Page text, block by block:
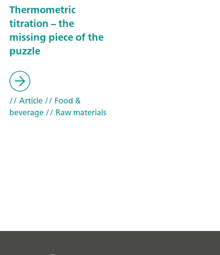
Thermometric
titration – the
missing piece of the
puzzle
// Article// Food &
beverage// Raw materials